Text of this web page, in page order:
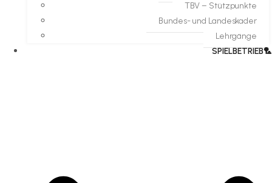
TBV – Stützpunkte
Bundes- und Landeskader
Lehrgänge
SPIELBETRIEB🏸